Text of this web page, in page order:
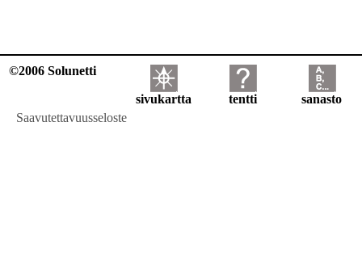
©2006 Solunetti
sivukartta tentti
sanasto
Saavutettavuusseloste